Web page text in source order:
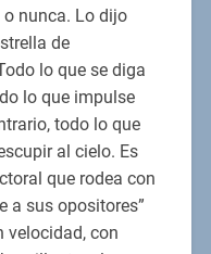
o nunca. Lo dijo
de
lo que se diga
lo que impulse
todo lo que
al cielo. Es
que rodea con
a sus opositores”
velocidad, con